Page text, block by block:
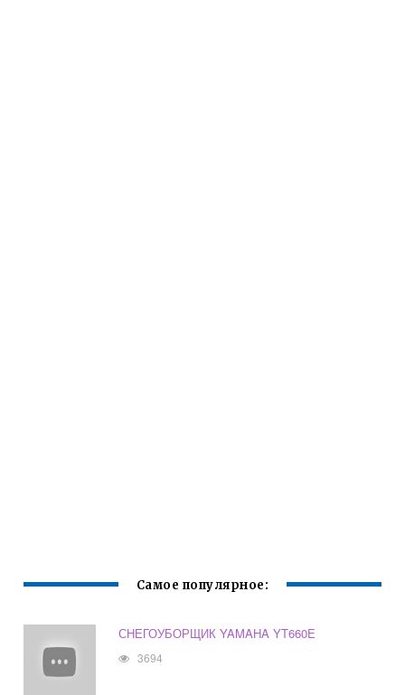
Самое популярное:
СНЕГОУБОРЩИК YAMAHA YT660E
3694